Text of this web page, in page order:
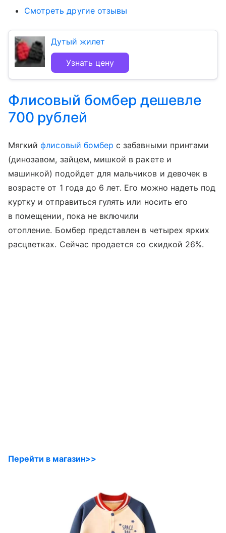
Смотреть другие отзывы
Дутый жилет
Узнать цену
Флисовый бомбер дешевле
700 рублей
Мягкийфлисовый бомбер с забавными принтами
(динозавом, зайцем, мишкой в ракете и
машинкой) подойдет для мальчиков и девочек в
возрасте от 1 года до 6 лет. Его можно надеть под
куртку и отправиться гулять или носить его
в помещении, пока не включили
отопление. Бомбер представлен в четырех ярких
расцветках. Сейчас продается со скидкой 26%.
Перейти в магазин>>